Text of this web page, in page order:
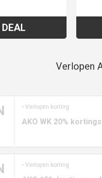
Verlopen
• Verlopen korting
AKO WK 20%
• Verlopen korting